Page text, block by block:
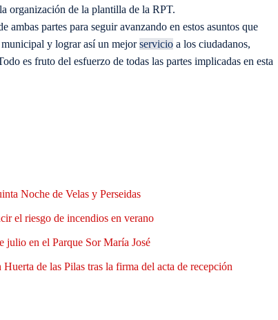
organización de la plantilla de la RPT.
ambas partes para seguir avanzando en estos asuntos que
y lograr así un mejorservicio a los ciudadanos,
es fruto del esfuerzo de todas las partes implicadas en esta
Noche de Velas y Perseidas
el riesgo de incendios en verano
julio en el Parque Sor María José
de las Pilas tras la firma del acta de recepción